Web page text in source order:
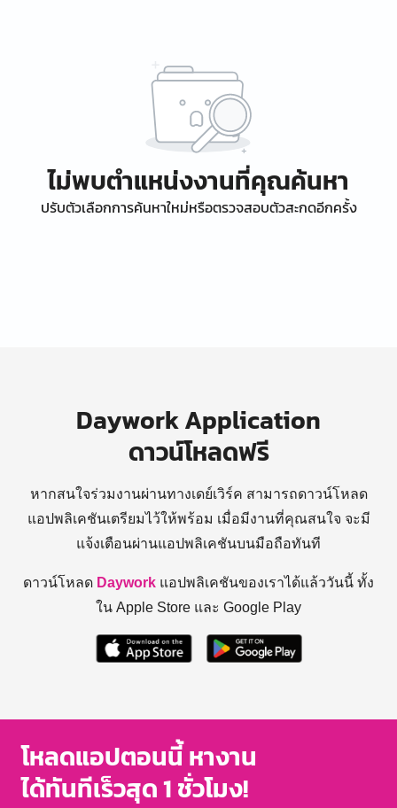
ไม่พบตำแหน่งงานที่คุณค้นหา
ปรับตัวเลือกการค้นหาใหม่หรือตรวจสอบตัวสะกดอีกครั้ง
Daywork Application
ดาวน์โหลดฟรี
หากสนใจร่วมงานผ่านทางเดย์เวิร์ค สามารถดาวน์โหลด
แอปพลิเคชันเตรียมไว้ให้พร้อม เมื่อมีงานที่คุณสนใจ จะมี
แจ้งเตือนผ่านแอปพลิเคชันบนมือถือทันที
ดาวน์โหลด Daywork แอปพลิเคชันของเราได้แล้ววันนี้ ทั้ง
ใน Apple Store และ Google Play
โหลดแอปตอนนี้ หางาน
ได้ทันทีเร็วสุด 1 ชั่วโมง!